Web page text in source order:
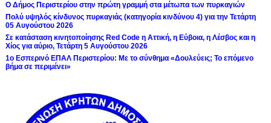
Ο Δήμος Περιστερίου στην πρώτη γραμμή στα μέτωπα των πυρκαγιών
Πολύ υψηλός κίνδυνος πυρκαγιάς (κατηγορία κινδύνου 4) για την Τετάρτη
05 Αυγούστου 2026
Σε κατάσταση κινητοποίησης Red Code η Αττική, η Εύβοια, η Λέσβος και η
Χίος για αύριο, Τετάρτη 5 Αυγούστου 2026
1ο Εσπερινό ΕΠΑΛ Περιστερίου: Με το σύνθημα «Δουλεύεις; Το επόμενο
βήμα σε περιμένει»